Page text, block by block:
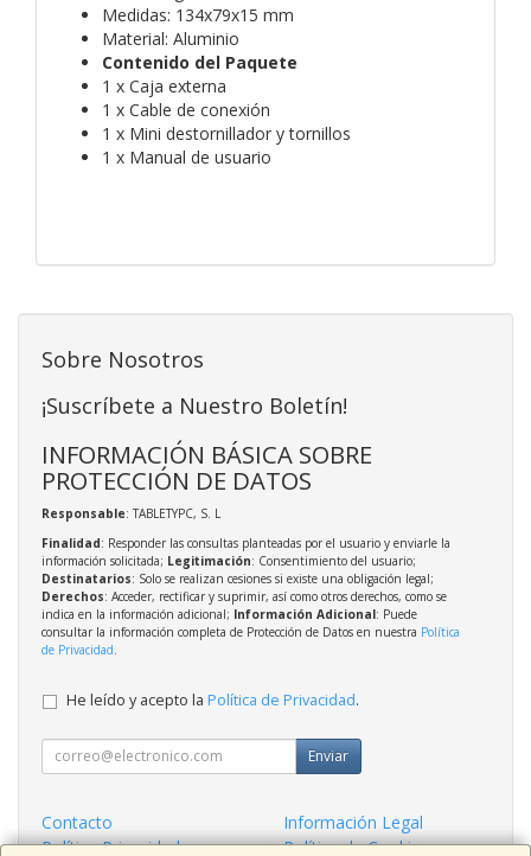
Medidas: 134x79x15 mm
Material: Aluminio
Contenido del Paquete
1 x Caja externa
1 x Cable de conexión
1 x Mini destornillador y tornillos
1 x Manual de usuario
Sobre Nosotros
¡Suscríbete a Nuestro Boletín!
INFORMACIÓN BÁSICA SOBRE
PROTECCIÓN DE DATOS
Responsable: TABLETYPC, S. L
Finalidad: Responder las consultas planteadas por el usuario y enviarle la
información solicitada; Legitimación: Consentimiento del usuario;
Destinatarios: Solo se realizan cesiones si existe una obligación legal;
Derechos: Acceder, rectificar y suprimir, así como otros derechos, como se
indica en la información adicional; Información Adicional: Puede
consultar la información completa de Protección de Datos en nuestra Política
de Privacidad
He leído y acepto la Política de Privacidad.
Enviar
Contacto
Información Legal
Política Privacidad
Política de Cookies